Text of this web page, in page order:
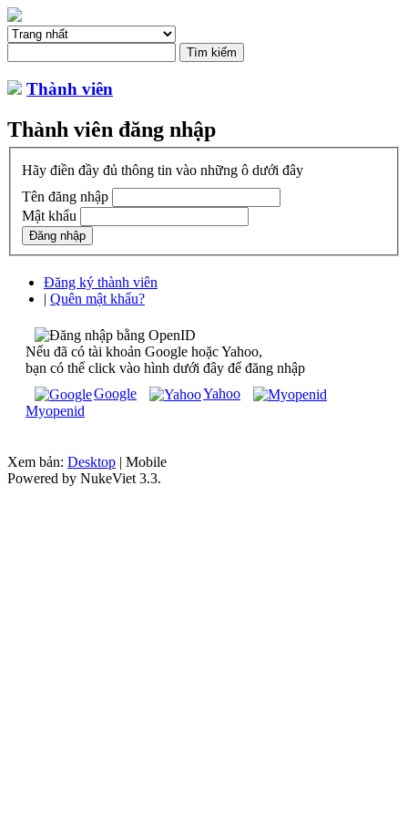
Thành viên
Thành viên đăng nhập
Hãy điền đầy đủ thông tin vào những ô dưới đây
Tên đăng nhập
Mật khẩu
Đăng ký thành viên
| Quên mật khẩu?
Nếu đã có tài khoản Google hoặc Yahoo,
bạn có thể click vào hình dưới đây để đăng nhập
Google
Yahoo
Myopenid
Xem bản: Desktop | Mobile
Powered by NukeViet 3.3.